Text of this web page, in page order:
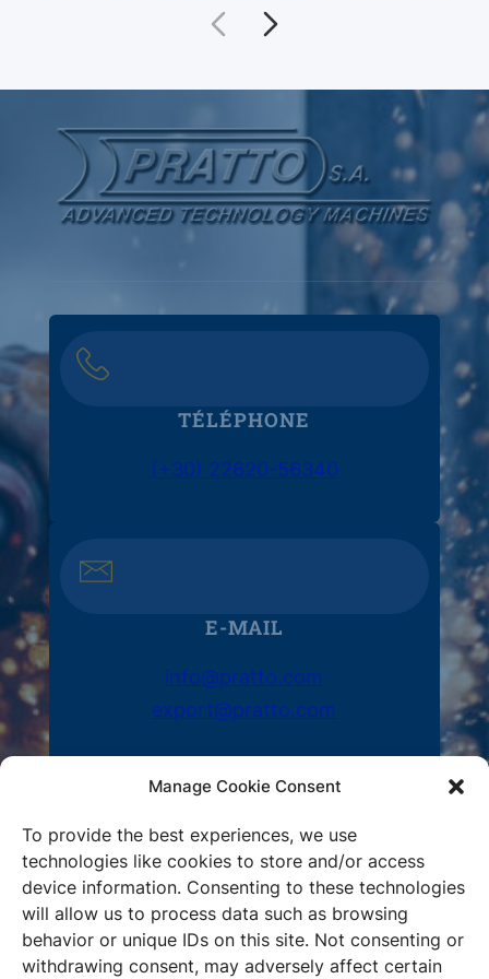
Manage Cookie Consent
To provide the best experiences, we use
technologies like cookies to store and/or access
device information. Consenting to these technologies
will allow us to process data such as browsing
behavior or unique IDs on this site. Not consenting or
withdrawing consent, may adversely affect certain
TÉLÉPHONE
(+30) 22620-56340
E-MAIL
info@pratto.com
export@pratto.com
ADRESSE
Thesi Kontita Inoi,
Schimatari, 32009, Grèce